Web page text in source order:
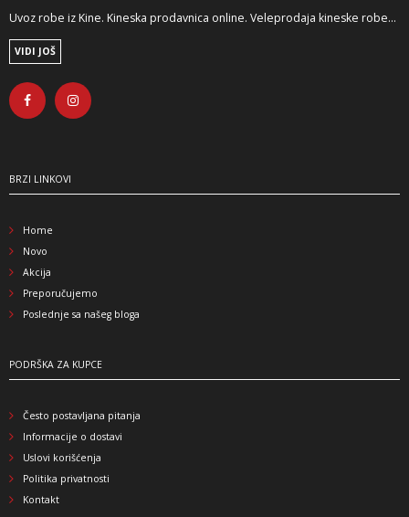
Uvoz robe iz Kine. Kineska prodavnica online. Veleprodaja kineske robe...
VIDI JOŠ
BRZI LINKOVI
Home
Novo
Akcija
Preporučujemo
Poslednje sa našeg bloga
PODRŠKA ZA KUPCE
Često postavljana pitanja
Informacije o dostavi
Uslovi korišćenja
Politika privatnosti
Kontakt